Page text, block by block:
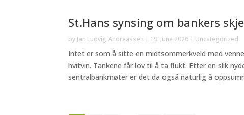
St.Hans synsing om bankers
by Jan Ludvig Andreassen | 19. June 2026 | Uncategorized
Intet er som å sitte en midtsommerkveld med
hvitvin. Tankene får lov til å ta flukt. Etter en slik
sentralbankmøter er det da også naturlig å